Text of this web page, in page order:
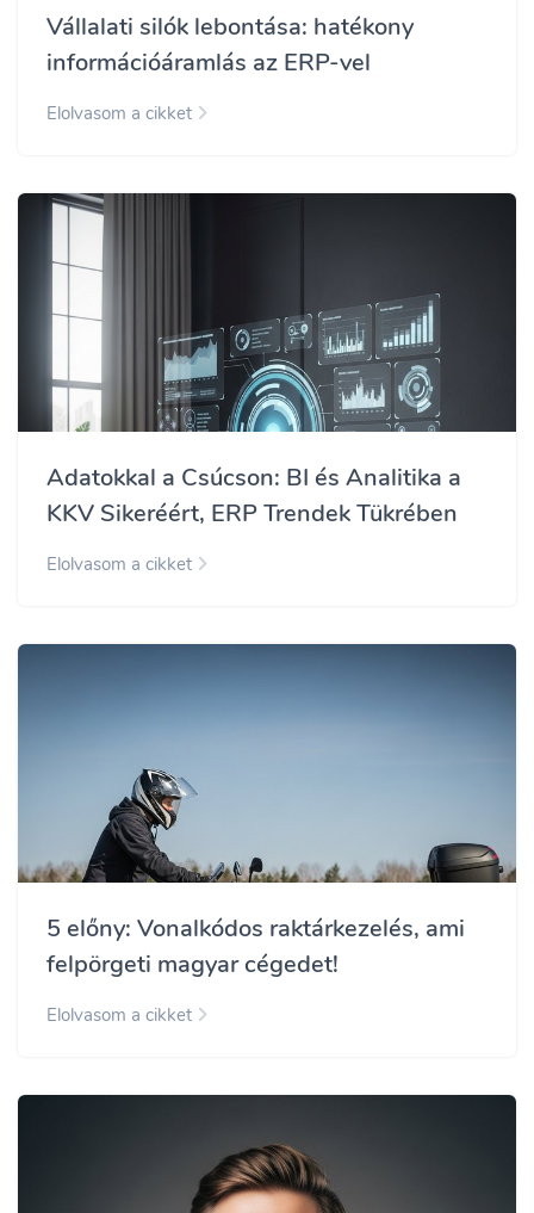
Vállalati silók lebontása: hatékony
információáramlás az ERP-vel
Elolvasom a cikket
Adatokkal a Csúcson: BI és Analitika a
KKV Sikeréért, ERP Trendek Tükrében
Elolvasom a cikket
5 előny: Vonalkódos raktárkezelés, ami
felpörgeti magyar cégedet!
Elolvasom a cikket